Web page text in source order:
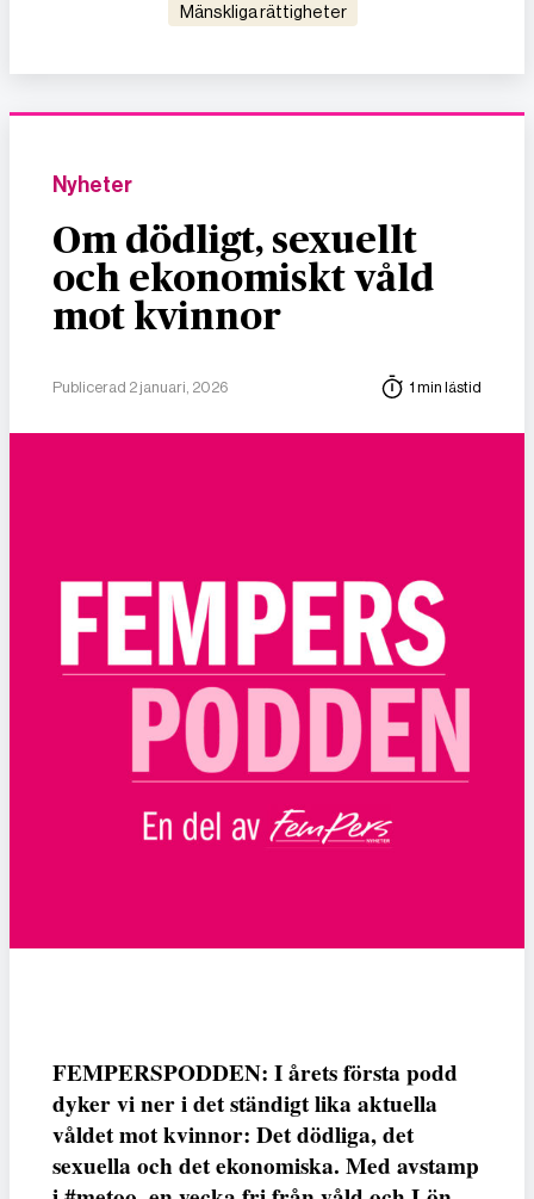
mänskliga rättigheter
Nyheter
Om dödligt, sexuellt
och ekonomiskt våld
mot kvinnor
Publicerad 2 januari, 2026 1 min lästid
FEMPERSPODDEN: I årets första podd
dyker vi ner i det ständigt lika aktuella
våldet mot kvinnor: Det dödliga, det
sexuella och det ekonomiska. Med avstamp